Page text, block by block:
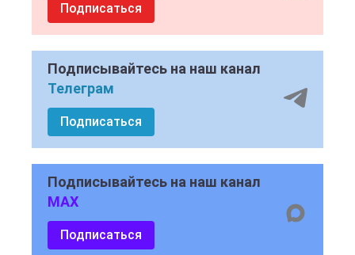
Подписаться
Подписывайтесь на наш канал
Телеграм
Подписаться
Подписывайтесь на наш канал
MAX
Подписаться